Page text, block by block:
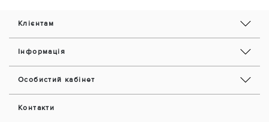
Клієнтам
Інформація
Особистий кабінет
Контакти